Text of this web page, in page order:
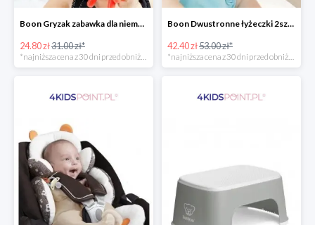
Boon Gryzak zabawka dla niemowlaka jednorożec Prance -20%
24.80 zł31.00 zł*
Boon Dwustronne łyżeczki 2szt. Orange -20%
42.40 zł53.00 zł*